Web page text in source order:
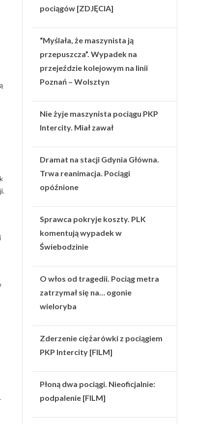
pociągów [ZDJĘCIA]
“Myślała, że maszynista ją
przepuszcza”. Wypadek na
przejeździe kolejowym na linii
Poznań – Wolsztyn
Nie żyje maszynista pociągu PKP
Intercity. Miał zawał
Dramat na stacji Gdynia Główna.
Trwa reanimacja. Pociągi
opóźnione
Sprawca pokryje koszty. PLK
komentują wypadek w
Świebodzinie
O włos od tragedii. Pociąg metra
zatrzymał się na… ogonie
wieloryba
Zderzenie ciężarówki z pociągiem
PKP Intercity [FILM]
Płoną dwa pociągi. Nieoficjalnie:
podpalenie [FILM]